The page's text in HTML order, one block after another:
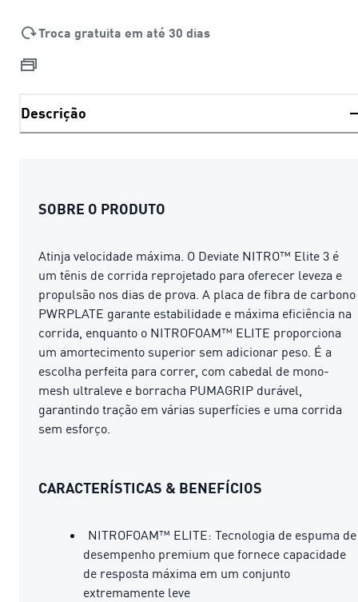
Troca gratuita em até 30 dias
Descrição
SOBRE O PRODUTO
Atinja velocidade máxima. O Deviate NITRO™️ Elite 3 é
um tênis de corrida reprojetado para oferecer leveza e
propulsão nos dias de prova. A placa de fibra de carbono
PWRPLATE garante estabilidade e máxima eficiência na
corrida, enquanto o NITROFOAM™ ELITE proporciona
um amortecimento superior sem adicionar peso. É a
escolha perfeita para correr, com cabedal de mono-
mesh ultraleve e borracha PUMAGRIP durável,
garantindo tração em várias superfícies e uma corrida
sem esforço.
CARACTERÍSTICAS & BENEFÍCIOS
NITROFOAM™ ELITE: Tecnologia de espuma de
desempenho premium que fornece capacidade
de resposta máxima em um conjunto
extremamente leve